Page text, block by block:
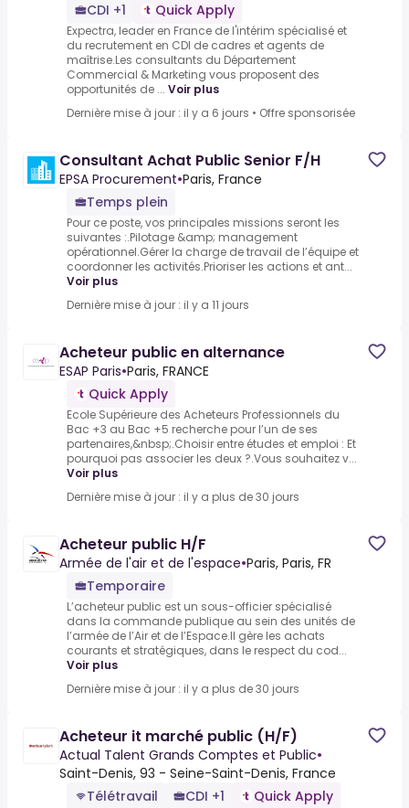
CDI +1
Quick Apply
Expectra, leader en France de l'intérim spécialisé et
du recrutement en CDI de cadres et agents de
maîtrise.Les consultants du Département
Commercial & Marketing vous proposent des
opportunités de ... Voir plus
Dernière mise à jour : il y a 6 jours • Offre sponsorisée
Consultant Achat Public Senior F/H
EPSA Procurement•Paris, France
Temps plein
Pour ce poste, vos principales missions seront les
suivantes :.Pilotage &amp; management
opérationnel.Gérer la charge de travail de l’équipe et
coordonner les activités.Prioriser les actions et ant...
Voir plus
Dernière mise à jour : il y a 11 jours
Acheteur public en alternance
ESAP Paris•Paris, FRANCE
Quick Apply
Ecole Supérieure des Acheteurs Professionnels du
Bac +3 au Bac +5 recherche pour l’un de ses
partenaires,&nbsp;.Choisir entre études et emploi : Et
pourquoi pas associer les deux ?.Vous souhaitez v...
Voir plus
Dernière mise à jour : il y a plus de 30 jours
Acheteur public H/F
Armée de l'air et de l'espace•Paris, Paris, FR
Temporaire
L’acheteur public est un sous-officier spécialisé
dans la commande publique au sein des unités de
l’armée de l’Air et de l’Espace.Il gère les achats
courants et stratégiques, dans le respect du cod...
Voir plus
Dernière mise à jour : il y a plus de 30 jours
Acheteur it marché public (H/F)
Actual Talent Grands Comptes et Public•
Saint-Denis, 93 - Seine-Saint-Denis, France
Télétravail
CDI +1 Quick Apply